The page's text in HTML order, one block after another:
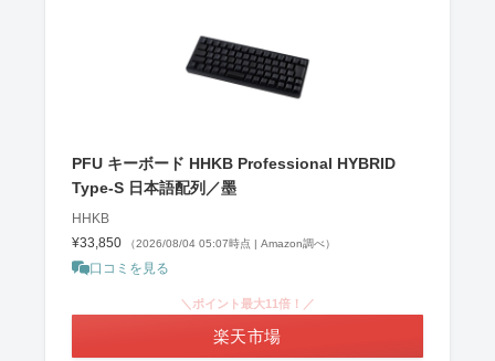
PFU キーボード HHKB Professional HYBRID
Type-S 日本語配列／墨
HHKB
¥33,850
（2026/08/04 05:07時点 | Amazon調べ）
口コミを見る
＼ポイント最大11倍！／
楽天市場